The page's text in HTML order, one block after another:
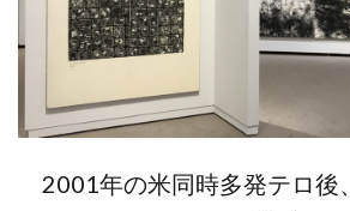
2001年の米同時多発テロ後